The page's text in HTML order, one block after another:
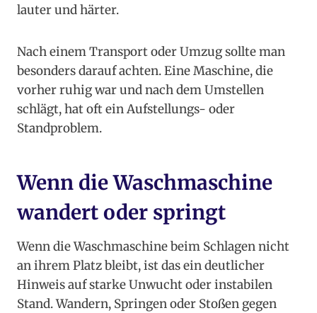
lauter und härter.
Nach einem Transport oder Umzug sollte man
besonders darauf achten. Eine Maschine, die
vorher ruhig war und nach dem Umstellen
schlägt, hat oft ein Aufstellungs- oder
Standproblem.
Wenn die Waschmaschine
wandert oder springt
Wenn die Waschmaschine beim Schlagen nicht
an ihrem Platz bleibt, ist das ein deutlicher
Hinweis auf starke Unwucht oder instabilen
Stand. Wandern, Springen oder Stoßen gegen